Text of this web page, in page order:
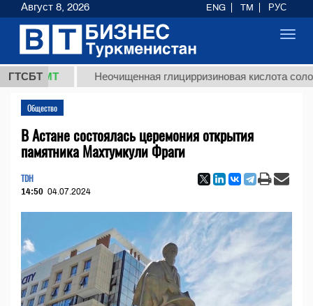
ГТСБТ Неочищенная глицирризиновая кислота
Общество
В Астане состоялась церемония открытия
памятника Махтумкули Фраги
TDH
14:50 04.07.2024
Август 8, 2026 ENG TM РУС